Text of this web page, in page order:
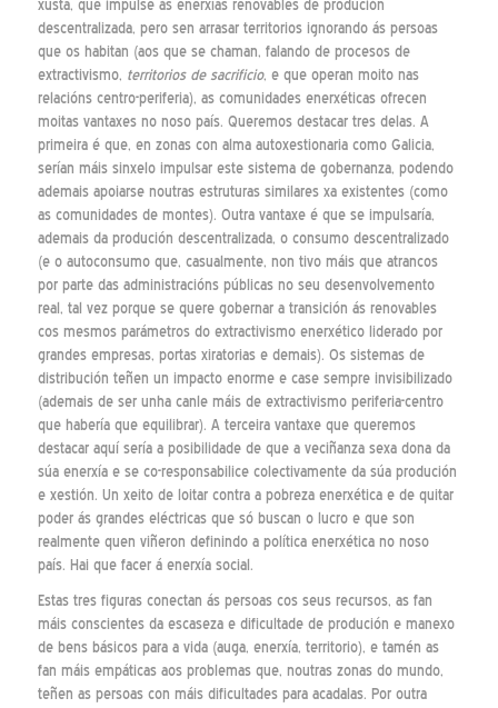
xusta, que impulse ás enerxías renovables de produción
descentralizada, pero sen arrasar territorios ignorando ás persoas
que os habitan (aos que se chaman, falando de procesos de
extractivismo, territorios de sacrificio, e que operan moito nas
relacións centro-periferia), as comunidades enerxéticas ofrecen
moitas vantaxes no noso país. Queremos destacar tres delas. A
primeira é que, en zonas con alma autoxestionaria como Galicia,
serían máis sinxelo impulsar este sistema de gobernanza, podendo
ademais apoiarse noutras estruturas similares xa existentes (como
as comunidades de montes). Outra vantaxe é que se impulsaría,
ademais da produción descentralizada, o consumo descentralizado
(e o autoconsumo que, casualmente, non tivo máis que atrancos
por parte das administracións públicas no seu desenvolvemento
real, tal vez porque se quere gobernar a transición ás renovables
cos mesmos parámetros do extractivismo enerxético liderado por
grandes empresas, portas xiratorias e demais). Os sistemas de
distribución teñen un impacto enorme e case sempre invisibilizado
(ademais de ser unha canle máis de extractivismo periferia-centro
que habería que equilibrar). A terceira vantaxe que queremos
destacar aquí sería a posibilidade de que a veciñanza sexa dona da
súa enerxía e se co-responsabilice colectivamente da súa produción
e xestión. Un xeito de loitar contra a pobreza enerxética e de quitar
poder ás grandes eléctricas que só buscan o lucro e que son
realmente quen viñeron definindo a política enerxética no noso
país. Hai que facer á enerxía social.
Estas tres figuras conectan ás persoas cos seus recursos, as fan
máis conscientes da escaseza e dificultade de produción e manexo
de bens básicos para a vida (auga, enerxía, territorio), e tamén as
fan máis empáticas aos problemas que, noutras zonas do mundo,
teñen as persoas con máis dificultades para acadalas. Por outra